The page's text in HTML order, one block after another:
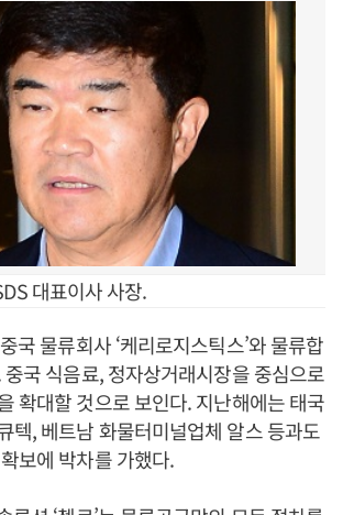
대표이사 사장.
국 물류회사 ‘케리로지스틱스’와 물류합
국 식음료, 정자상거래시장을 중심으로
확대할 것으로 보인다. 지난해에는 태국
텍, 베트남 화물터미널업체 알스 등과도
보에 박차를 가했다.